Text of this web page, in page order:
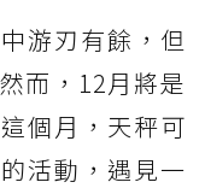
游刃有餘，但
而，12月將是
個月，天秤可
活動，遇見一